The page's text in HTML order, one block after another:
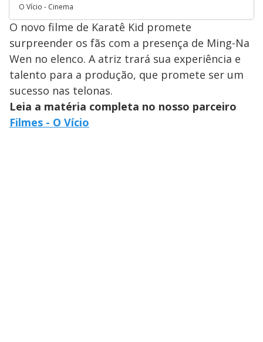
O Vício - Cinema
O novo filme de Karatê Kid promete
surpreender os fãs com a presença de Ming-Na
Wen no elenco. A atriz trará sua experiência e
talento para a produção, que promete ser um
sucesso nas telonas.
Leia a matéria completa no nosso parceiro
Filmes - O Vício